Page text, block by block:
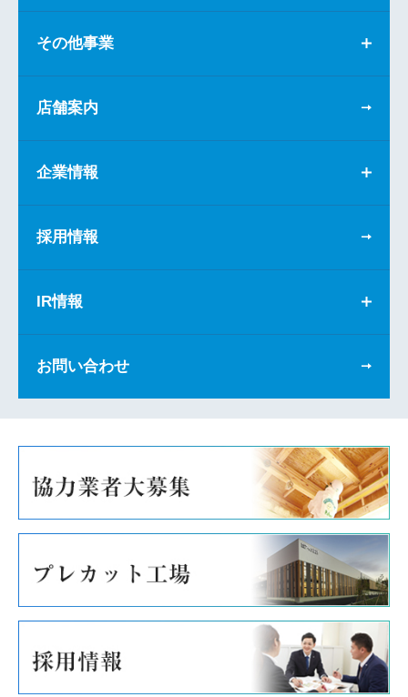
その他事業
店舗案内
企業情報
採用情報
IR情報
お問い合わせ